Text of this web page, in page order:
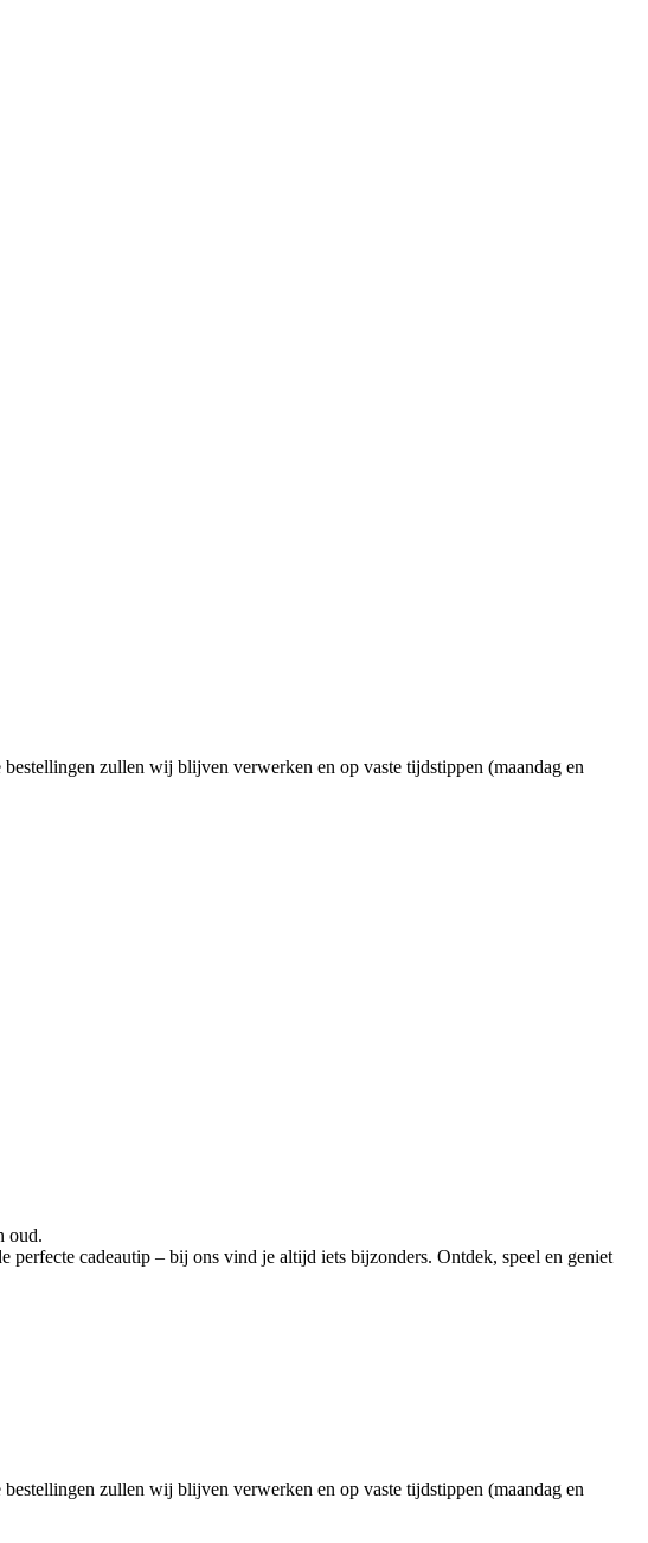
zullen wij blijven verwerken en op vaste tijdstippen (maandag en
oud.
perfecte cadeautip – bij ons vind je altijd iets bijzonders. Ontdek, speel en geniet
zullen wij blijven verwerken en op vaste tijdstippen (maandag en